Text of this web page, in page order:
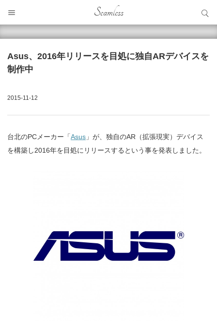
Seamless
Asus、2016年リリースを目処に独自ARデバイスを
制作中
2015-11-12
台北のPCメーカー「Asus 」が、独自のAR（拡張現実）デバイス
を構築し2016年を目処にリリースするという事を発表しました。
サイト内検索